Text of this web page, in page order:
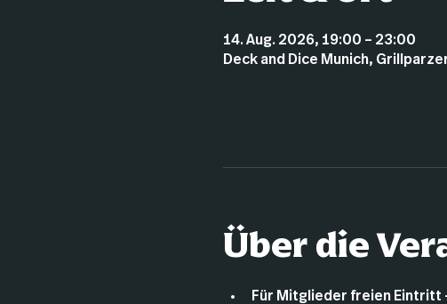
14. Aug. 2026, 19:00 – 23:00
Deck and Dice Munich,
Über die
Für Mitglieder freien Eintritt